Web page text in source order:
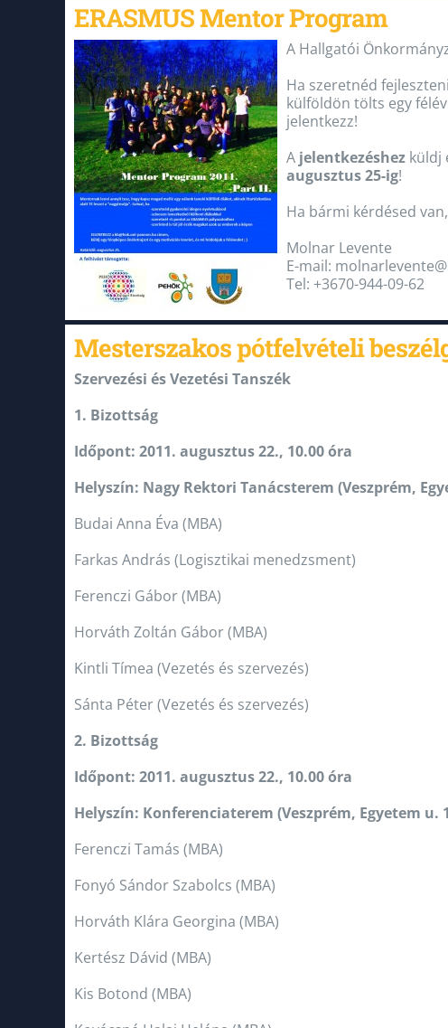
ERASMUS Mentor Program
A Hallgatói
Ha szeretnéd
külföldön tölts egy
jelentkezz!
A jelentkezéshez küldj
augusztus 25-ig!
Ha bármi kérdésed
Molnar Levente
E-mail:
Tel: +3670-944-09-62
Mesterszakos pótfelvételi
Szervezési és Vezetési Tanszék
1. Bizottság
Időpont: 2011. augusztus 22., 10.00 óra
Helyszín: Nagy Rektori Tanácsterem (Veszprém,
Budai Anna Éva (MBA)
Farkas András (Logisztikai menedzsment)
Ferenczi Gábor (MBA)
Horváth Zoltán Gábor (MBA)
Kintli Tímea (Vezetés és szervezés)
Sánta Péter (Vezetés és szervezés)
2. Bizottság
Időpont: 2011. augusztus 22., 10.00 óra
Helyszín: Konferenciaterem (Veszprém, Egyetem u.
Ferenczi Tamás (MBA)
Fonyó Sándor Szabolcs (MBA)
Horváth Klára Georgina (MBA)
Kertész Dávid (MBA)
Kis Botond (MBA)